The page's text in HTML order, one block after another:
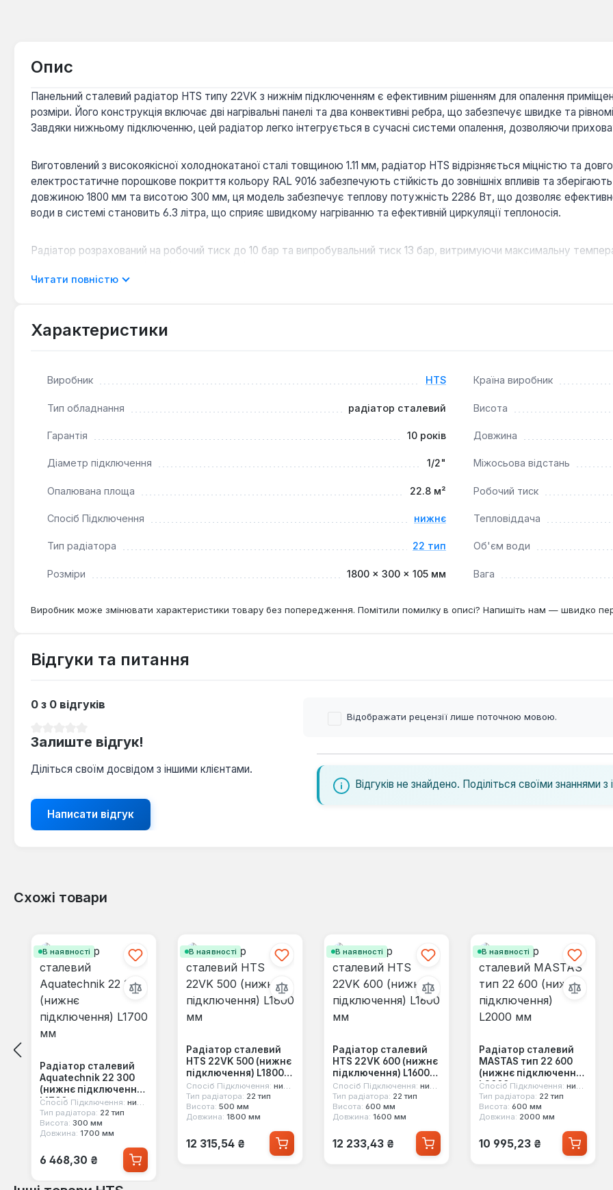
Опис
Панельний сталевий радіатор HTS типу 22VK з нижнім підключенням є ефективним рішенням для опалення
розміри. Його конструкція включає дві нагрівальні панелі та два конвективні ребра, що забезпечує швидке та
Завдяки нижньому підключенню, цей радіатор легко інтегрується в сучасні системи опалення, дозволяючи
Виготовлений з високоякісної холоднокатаної сталі товщиною 1.11 мм, радіатор HTS відрізняється міцністю та
електростатичне порошкове покриття кольору RAL 9016 забезпечують стійкість до зовнішніх впливів та
довжиною 1800 мм та висотою 300 мм, ця модель забезпечує теплову потужність 2286 Вт, що дозволяє
води в системі становить 6.3 літра, що сприяє швидкому нагріванню та ефективній циркуляції теплоносія.
Радіатор розрахований на робочий тиск до 10 бар та випробувальний тиск 13 бар, витримуючи максимальну
Міжосьова відстань підключення складає 50 мм, що є стандартним показником для компактних радіаторів з нижнім
обігрів приміщення.
Цей сталевий радіатор HTS ідеально підходить для встановлення в житлових будинках, квартирах, офісних
забезпечуючи комфортний мікроклімат та економію енергоресурсів.
Читати повністю
Характеристики
Виробник HTS Країна виробник
Тип обладнання радіатор сталевий Висота
Гарантія 10 років Довжина
Діаметр підключення 1/2" Міжосьова відстань
Опалювана площа 22.8 м² Робочий тиск
Спосіб Підключення нижнє Тепловіддача
Тип радіатора 22 тип Об'єм води
Розміри 1800 × 300 × 105 мм Вага
Виробник може змінювати характеристики товару без попередження. Помітили помилку в описі? Напишіть нам — швидко
Відгуки та питання
0 з 0 відгуків
Залиште відгук!
Діліться своїм досвідом з іншими клієнтами.
Написати відгук
Відображати рецензії лише поточною мовою.
Відгуків не знайдено. Поділіться своїми знаннями з
Схожі товари
В наявності
Радіатор сталевий
Aquatechnik 22 300
(нижнє підключення)
L1700 мм
Спосіб Підключення: нижнє
Тип радіатора: 22 тип
Висота: 300 мм
Довжина: 1700 мм
Звичайна ціна:
6 468,30 ₴
В наявності
Радіатор сталевий
HTS 22VK 500 (нижнє
підключення) L1800
мм
Спосіб Підключення: нижнє
Тип радіатора: 22 тип
Висота: 500 мм
Довжина: 1800 мм
Звичайна ціна:
12 315,54 ₴
В наявності
Радіатор сталевий
HTS 22VK 600 (нижнє
підключення) L1600
мм
Спосіб Підключення: нижнє
Тип радіатора: 22 тип
Висота: 600 мм
Довжина: 1600 мм
Звичайна ціна:
12 233,43 ₴
В наявності
Радіатор сталевий
MASTAS тип 22 600
(нижнє підключення)
L2000 мм
Спосіб Підключення: нижнє
Тип радіатора: 22 тип
Висота: 600 мм
Довжина: 2000 мм
Звичайна ціна:
10 995,23 ₴